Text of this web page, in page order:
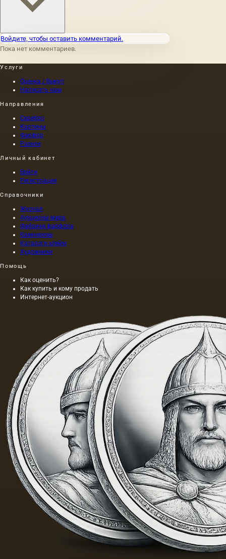
Войдите, чтобы оставить комментарий.
Пока нет комментариев.
Услуги
Оценка / Выкуп
Написать нам
Направления
Серебро
Картины
Фарфор
Разное
Личный кабинет
Войти
Регистрация
Справочники
Журнал
Аукционы мира
Фабрики фарфора
Камнерезы
Каталоги клейм
Художники
Помощь
Как оценить?
Как купить и кому продать
Интернет-аукцион